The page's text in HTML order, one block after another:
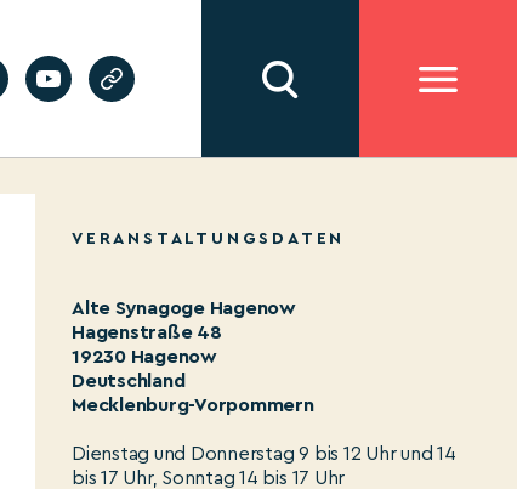
VERANSTALTUNGSDATEN
Alte Synagoge Hagenow
Hagenstraße 48
19230 Hagenow
Deutschland
Mecklenburg-Vorpommern
Dienstag und Donnerstag 9 bis 12 Uhr und 14
bis 17 Uhr, Sonntag 14 bis 17 Uhr